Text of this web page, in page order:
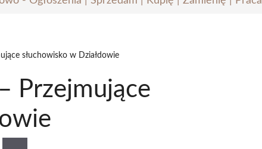
słuchowisko w Działdowie
Przejmujące